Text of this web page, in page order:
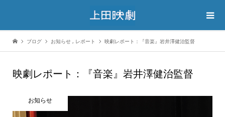
ブログ お知らせ , レポート 映劇レポート：『音楽』岩井澤健治監督
映劇レポート：『音楽』岩井澤健治監督
お知らせ